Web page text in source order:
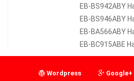
EB-BS942ABY
EB-BS946ABY
EB-BA566ABY
EB-BC915ABE
Wordpress Google+